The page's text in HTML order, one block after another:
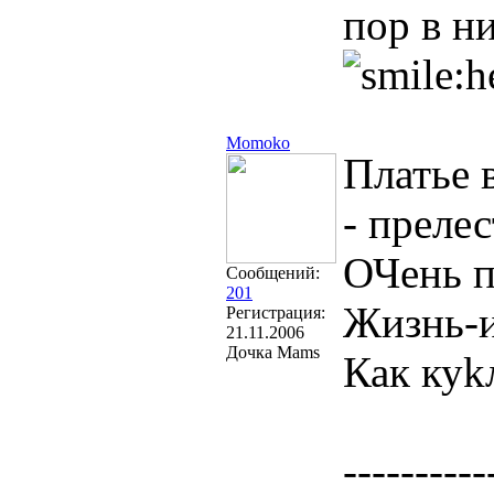
Momoko
Сообщений:
201
Регистрация:
21.11.2006
Дочка Mams
пор в
Платье
-
ОЧень
Жизнь-
Как